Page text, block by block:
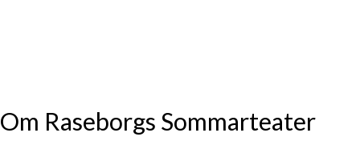
Om Raseborgs Sommarteater